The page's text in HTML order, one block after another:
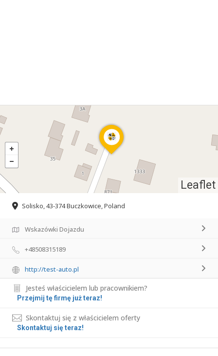
Leaflet
Solisko, 43-374 Buczkowice, Poland
Wskazówki Dojazdu
+48508315189
http://test-auto.pl
Jesteś właścicielem lub pracownikiem?
Przejmij tę firmę już teraz!
Skontaktuj się z właścicielem oferty
Skontaktuj się teraz!